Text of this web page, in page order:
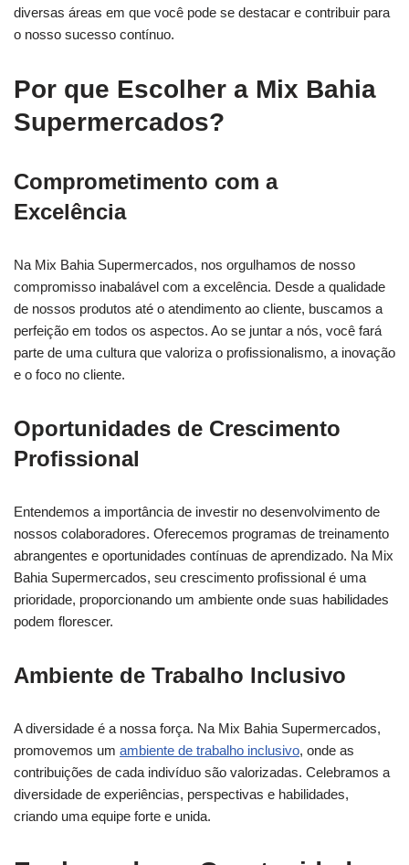
diversas áreas em que você pode se destacar e contribuir para
o nosso sucesso contínuo.
Por que Escolher a Mix Bahia
Supermercados?
Comprometimento com a
Excelência
Na Mix Bahia Supermercados, nos orgulhamos de nosso
compromisso inabalável com a excelência. Desde a qualidade
de nossos produtos até o atendimento ao cliente, buscamos a
perfeição em todos os aspectos. Ao se juntar a nós, você fará
parte de uma cultura que valoriza o profissionalismo, a inovação
e o foco no cliente.
Oportunidades de Crescimento
Profissional
Entendemos a importância de investir no desenvolvimento de
nossos colaboradores. Oferecemos programas de treinamento
abrangentes e oportunidades contínuas de aprendizado. Na Mix
Bahia Supermercados, seu crescimento profissional é uma
prioridade, proporcionando um ambiente onde suas habilidades
podem florescer.
Ambiente de Trabalho Inclusivo
A diversidade é a nossa força. Na Mix Bahia Supermercados,
promovemos um ambiente de trabalho inclusivo, onde as
contribuições de cada indivíduo são valorizadas. Celebramos a
diversidade de experiências, perspectivas e habilidades,
criando uma equipe forte e unida.